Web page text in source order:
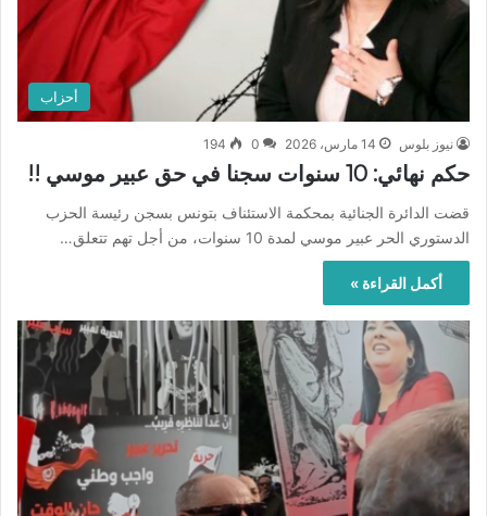
أحزاب
نيوز بلوس 14 مارس، 2026 0
194
حكم نهائي: 10 سنوات سجنا في حق عبير موسي !!
قضت الدائرة الجنائية بمحكمة الاستئناف بتونس بسجن رئيسة الحزب
الدستوري الحر عبير موسي لمدة 10 سنوات، من أجل تهم تتعلق…
أكمل القراءة »